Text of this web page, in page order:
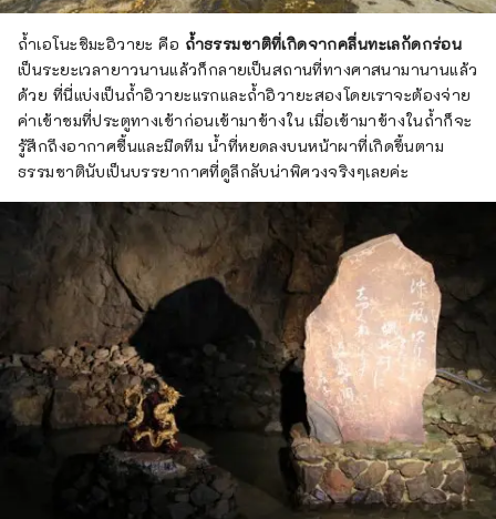
ถ้ำเอโนะชิมะอิวายะ คือ ถ้ำธรรมชาติที่เกิดจากคลื่นทะเลกัดกร่อน
เป็นระยะเวลายาวนานแล้วก็กลายเป็นสถานที่ทางศาสนามานานแล้ว
ด้วย ที่นี่แบ่งเป็นถ้ำอิวายะแรกและถ้ำอิวายะสองโดยเราจะต้องจ่าย
ค่าเข้าชมที่ประตูทางเข้าก่อนเข้ามาข้างใน เมื่อเข้ามาข้างในถ้ำก็จะ
รู้สึกถึงอากาศชื้นและมืดทึม น้ำที่หยดลงบนหน้าผาที่เกิดขึ้นตาม
ธรรมชาตินับเป็นบรรยากาศที่ดูลึกลับน่าพิศวงจริงๆเลยค่ะ